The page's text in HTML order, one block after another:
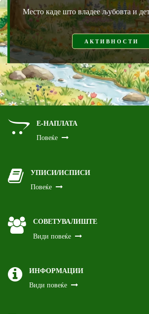
Место каде што владее љубовта и
АКТИВНОСТИ
Е-НАПЛАТА
Повеќе
УПИСИ/ИСПИСИ
Повеќе
СОВЕТУВАЛИШТЕ
Види повеќе
ИНФОРМАЦИИ
Види повеќе